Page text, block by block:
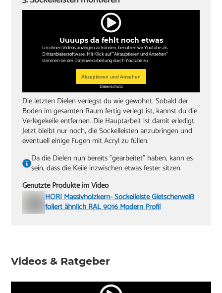
Uuuups da fehlt noch etwas
Um ihnen Videos anzeigen zu können, benutzen wir Youtube als
Drittanbietersoftware. Mit Klick auf "Aktezptieren und Ansehen"
stimmen sie der Datenverarbeitung durch Youtube zu.
Akzeptieren und Ansehen
Datenschutz
Die letzten Dielen verlegst du wie gewohnt. Sobald der
Boden im gesamten Raum fertig verlegt ist, kannst du die
Verlegekeile entfernen. Die Hauptarbeit ist damit erledigt.
Jetzt bleibt nur noch, die Sockelleisten anzubringen und
eventuell einige Fugen mit Acryl zu füllen.
Da die Dielen nun bereits "gearbeitet" haben, kann es
sein, dass die Keile inzwischen etwas fester sitzen.
Genutzte Produkte im Video
HORI Massivholzkern- Sockelleiste Gletscherweiß
foliert ähnlich RAL 9016 Modern Profil
Videos & Ratgeber